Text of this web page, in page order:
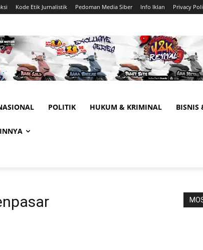
Kode Etik Jurnalistik Pedoman Media Siber Info Iklan Privacy
POLITIK HUKUM & KRIMINAL BISNIS